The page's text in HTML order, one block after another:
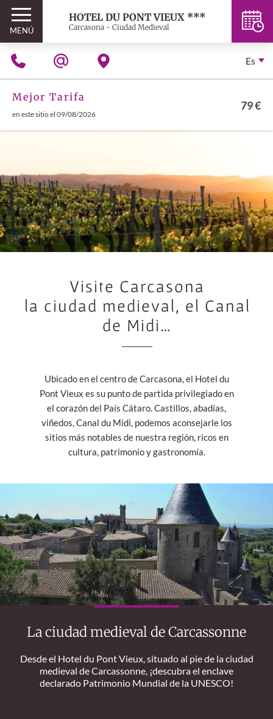
MENÚ
HOTEL DU PONT VIEUX ***
Carcasona - Ciudad Medieval
Es
Mejor Tarifa
en este sitio el 09/08/2026
79 €
Visite Carcasona
la ciudad medieval, el Canal
de Midi…
Ubicado en el centro de Carcasona, el Hotel du
Pont Vieux es su punto de partida privilegiado en
el corazón del País Cátaro. Castillos, abadías,
viñedos, Canal du Midi, podemos aconsejarle los
sitios más notables de nuestra región, ricos en
cultura, patrimonio y gastronomía.
La ciudad medieval de Carcassonne
Desde el Hotel du Pont Vieux, situado al pie de la ciudad
medieval de Carcassonne, ¡descubra el enclave
declarado Patrimonio Mundial de la UNESCO!